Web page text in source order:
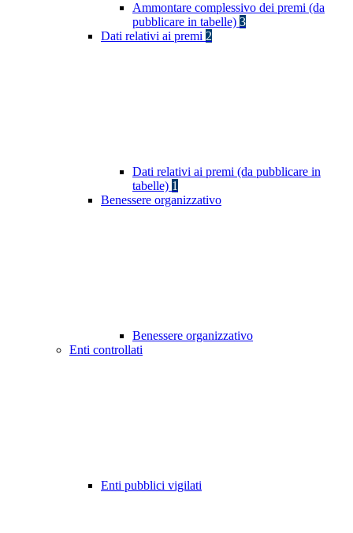
Ammontare complessivo dei premi (da
pubblicare in tabelle) 3
Dati relativi ai premi 2
Dati relativi ai premi (da pubblicare in
tabelle) 1
Benessere organizzativo
Benessere organizzativo
Enti controllati
Enti pubblici vigilati